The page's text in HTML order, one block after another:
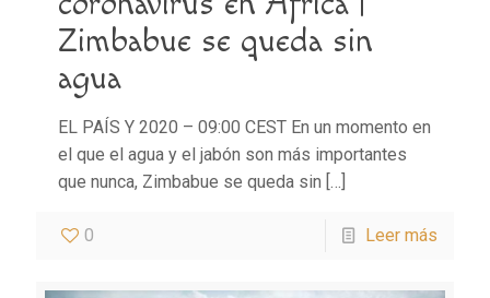
Zimbabue se queda sin
agua
EL PAÍS Y 2020 – 09:00 CEST En un momento en
el que el agua y el jabón son más importantes
que nunca, Zimbabue se queda sin […]
0 Leer más